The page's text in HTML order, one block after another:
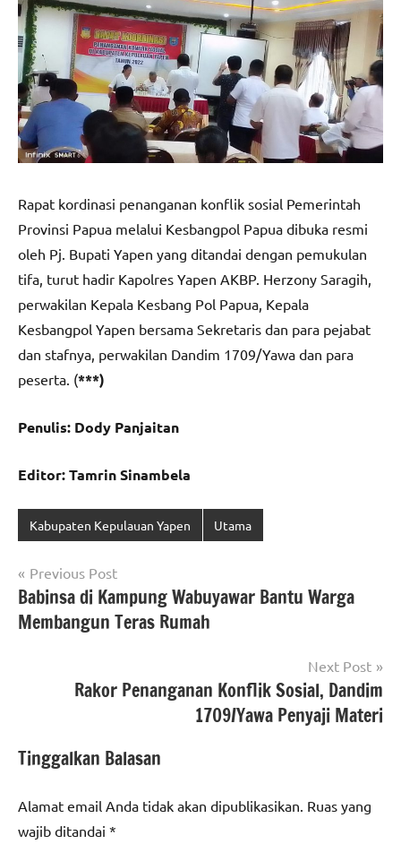
Rapat kordinasi penanganan konflik sosial Pemerintah
Provinsi Papua melalui Kesbangpol Papua dibuka resmi
oleh Pj. Bupati Yapen yang ditandai dengan pemukulan
tifa, turut hadir Kapolres Yapen AKBP. Herzony Saragih,
perwakilan Kepala Kesbang Pol Papua, Kepala
Kesbangpol Yapen bersama Sekretaris dan para pejabat
dan stafnya, perwakilan Dandim 1709/Yawa dan para
peserta. (***)
Penulis: Dody Panjaitan
Editor: Tamrin Sinambela
Kabupaten Kepulauan Yapen Utama
Navigasi
pos
Previous Post
Babinsa di Kampung Wabuyawar Bantu Warga
Membangun Teras Rumah
Next Post
Rakor Penanganan Konflik Sosial, Dandim
1709/Yawa Penyaji Materi
Tinggalkan Balasan
Alamat email Anda tidak akan dipublikasikan. Ruas yang
wajib ditandai *